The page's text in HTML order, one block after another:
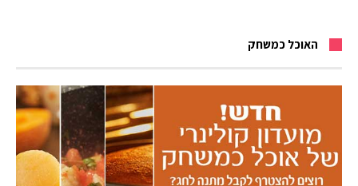
האוכל כמשחק